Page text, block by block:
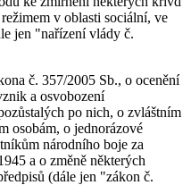
v oblasti sociální, ve
jen "nařízení vlády č.
č. 357/2005 Sb., o ocenění
a osvobození
po nich, o zvláštním
osobám, o jednorázové
národního boje za
a o změně některých
(dále jen "zákon č.